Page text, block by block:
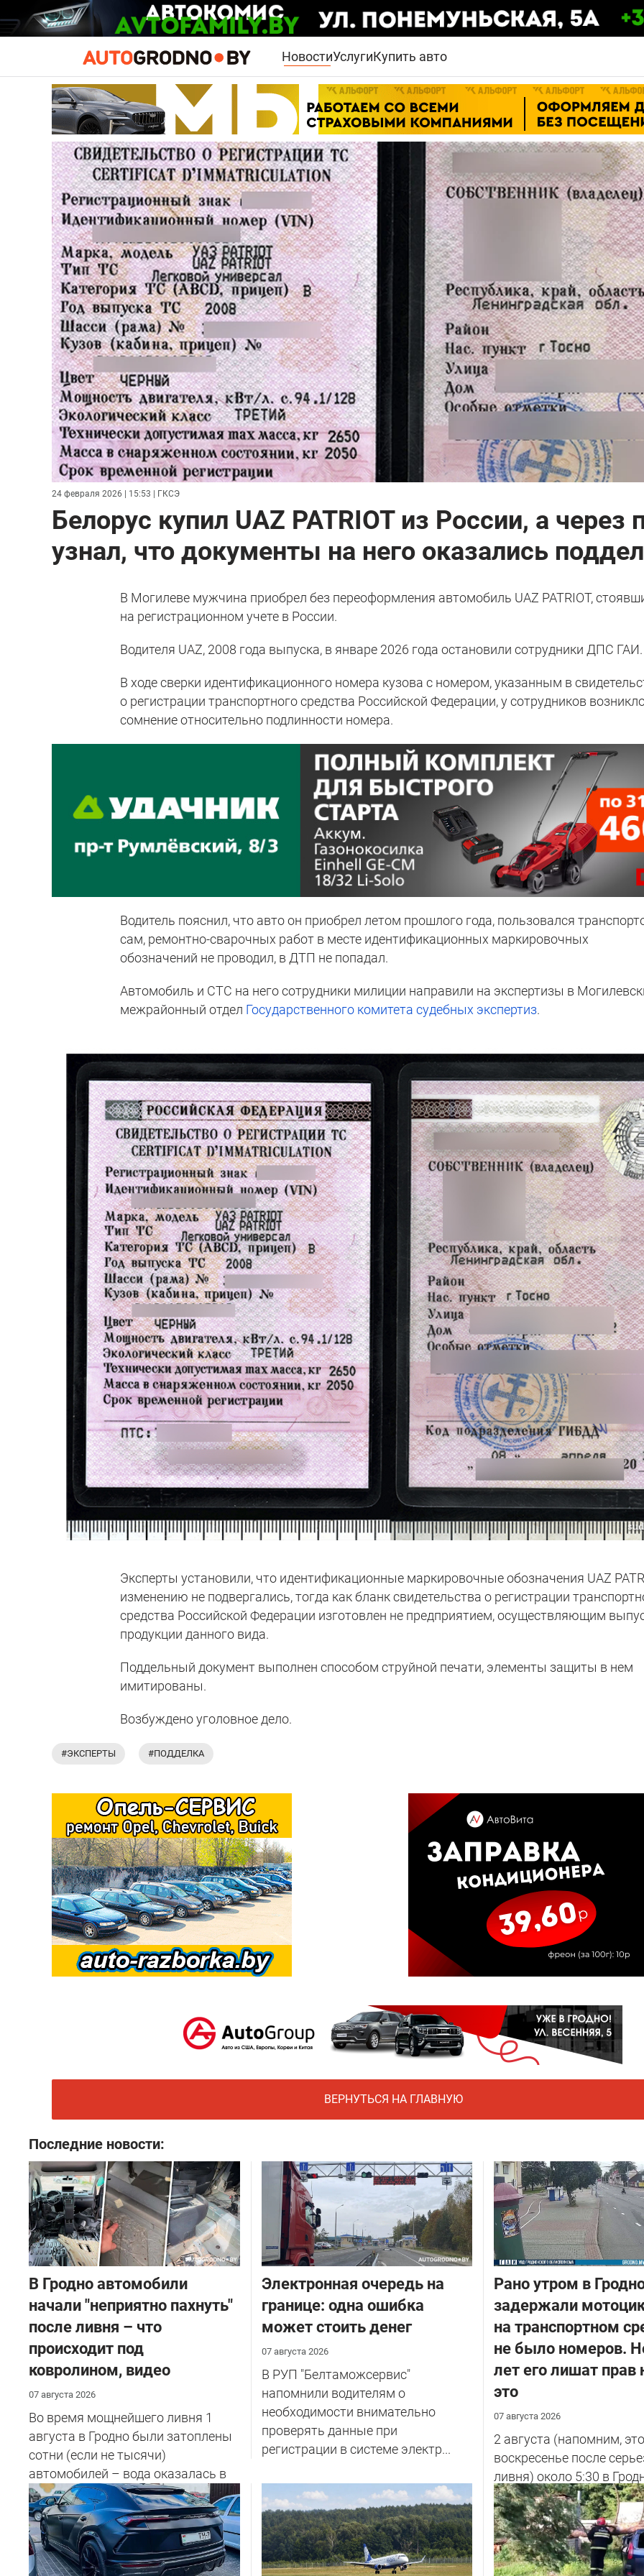
НовостиУслугиКупить авто
24 февраля 2026 | 15:53 | ГКСЭ
Белорус купил UAZ PATRIOT из России, а через
узнал, что документы на него оказались
В Могилеве мужчина приобрел без переоформления автомобиль UAZ PATRIOT,
на регистрационном учете в России.
Водителя UAZ, 2008 года выпуска, в январе 2026 года остановили сотрудники ДПС ГАИ.
В ходе сверки идентификационного номера кузова с номером, указанным в
о регистрации транспортного средства Российской Федерации, у сотрудников
сомнение относительно подлинности номера.
Водитель пояснил, что авто он приобрел летом прошлого года, пользовался
сам, ремонтно-сварочных работ в месте идентификационных маркировочных
обозначений не проводил, в ДТП не попадал.
Автомобиль и СТС на него сотрудники милиции направили на экспертизы в
межрайонный отдел Государственного комитета судебных экспертиз.
Эксперты установили, что идентификационные маркировочные обозначения UAZ
изменению не подвергались, тогда как бланк свидетельства о регистрации
средства Российской Федерации изготовлен не предприятием, осуществляющим
продукции данного вида.
Поддельный документ выполнен способом струйной печати, элементы защиты в нем
имитированы.
Возбуждено уголовное дело.
#ЭКСПЕРТЫ #ПОДДЕЛКА
ВЕРНУТЬСЯ НА ГЛАВНУЮ
Последние новости:
В Гродно автомобили
начали "неприятно пахнуть"
после ливня – что
происходит под
ковролином, видео
07 августа 2026
Во время мощнейшего ливня 1
августа в Гродно были затоплены
сотни (если не тысячи)
автомобилей – вода оказалась в
салоне...
Электронная очередь на
границе: одна ошибка
может стоить денег
07 августа 2026
В РУП "Белтаможсервис"
напомнили водителям о
необходимости внимательно
проверять данные при
регистрации в системе электр...
Рано утром в
задержали
на транспортном
не было номеров.
лет его лишат прав
это
07 августа 2026
2 августа (напомним,
воскресенье после
ливня) около 5:30 в
улице Советских
у...